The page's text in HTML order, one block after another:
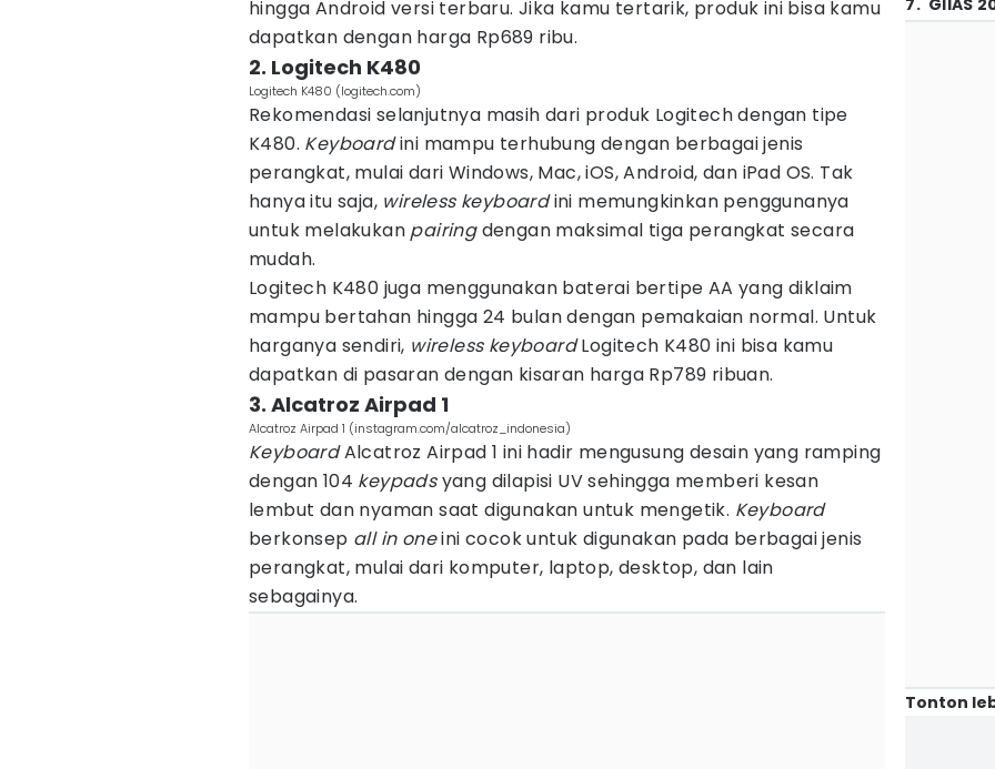
hingga Android versi terbaru. Jika kamu tertarik, produk ini bisa kamu
dapatkan dengan harga Rp689 ribu.
2. Logitech K480
Logitech K480 (logitech.com)
Rekomendasi selanjutnya masih dari produk Logitech dengan tipe
K480. Keyboardini mampu terhubung dengan berbagai jenis
perangkat, mulai dari Windows, Mac, iOS, Android, dan iPad OS. Tak
hanya itu saja, wireless keyboardini memungkinkan penggunanya
untuk melakukan pairingdengan maksimal tiga perangkat secara
mudah.
Logitech K480 juga menggunakan baterai bertipe AA yang diklaim
mampu bertahan hingga 24 bulan dengan pemakaian normal. Untuk
harganya sendiri, wireless keyboardLogitech K480 ini bisa kamu
dapatkan di pasaran dengan kisaran harga Rp789 ribuan.
3. Alcatroz Airpad 1
Alcatroz Airpad 1 (instagram.com/alcatroz_indonesia)
KeyboardAlcatroz Airpad 1 ini hadir mengusung desain yang ramping
dengan 104 keypadsyang dilapisi UV sehingga memberi kesan
lembut dan nyaman saat digunakan untuk mengetik. Keyboard
berkonsep all in oneini cocok untuk digunakan pada berbagai jenis
perangkat, mulai dari komputer, laptop, desktop, dan lain
sebagainya.
7. GIIAS
Tonton